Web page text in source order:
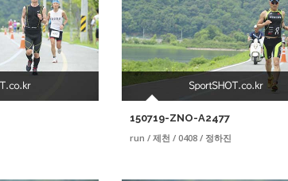
150719-ZNO-A2477
run / 제천 / 0408 / 정하진